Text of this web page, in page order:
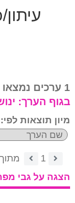
1 ערכים נמצאו בהקשר לנושא:
בגוף הערך:
מיון תוצאות לפי:
1 מתוך 1.
הצגה על גבי